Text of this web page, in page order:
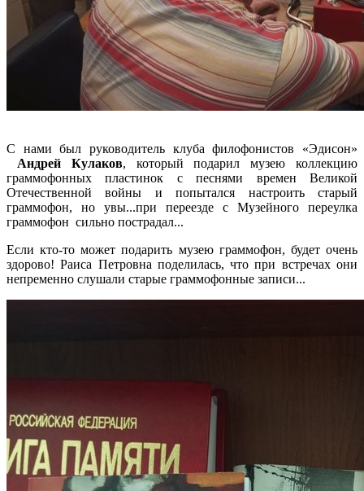
С нами был руководитель клуба филофонистов «Эдисон»
Андрей Кулаков, который подарил музею коллекцию
граммофонных пластинок с песнями времен Великой
Отечественной войны и попытался настроить старый
граммофон, но увы...при переезде с Музейного переулка
граммофон сильно пострадал...
Если кто-то может подарить музею граммофон, будет очень
здорово! Раиса Петровна поделилась, что при встречах они
непременно слушали старые граммофонные записи...